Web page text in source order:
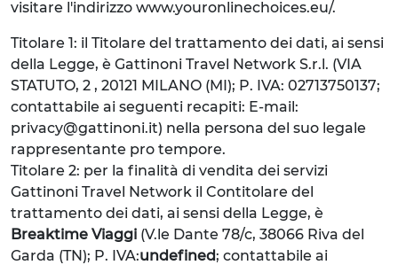
visitare l'indirizzo www.youronlinechoices.eu/.
Titolare 1: il Titolare del trattamento dei dati, ai sensi
della Legge, è Gattinoni Travel Network S.r.l. (VIA
STATUTO, 2 , 20121 MILANO (MI); P. IVA: 02713750137;
contattabile ai seguenti recapiti: E-mail:
privacy@gattinoni.it) nella persona del suo legale
rappresentante pro tempore.
Titolare 2: per la finalità di vendita dei servizi
Gattinoni Travel Network il Contitolare del
trattamento dei dati, ai sensi della Legge, è
Breaktime Viaggi (V.le Dante 78/c, 38066 Riva del
Garda (TN); P. IVA:undefined; contattabile ai